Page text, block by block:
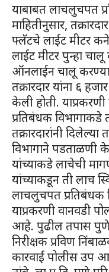
याबाबत लाचलुचपत
माहितीनुसार,
फ्लॅटचे लाईट मीटर
लाईट मीटर पुन्हा
ऑनलाईन चालू
तक्रारदार यांना ६
केली होती.
प्रतिबंधक विभागाकडे
तक्रारदारांनी
विभागाने पडताळणी
यांच्याकडे लाचेची
यांच्याकडून ती लाच
लाचलुचपत प्रतिबंधक
याप्रकरणी वानवडी
आहे. पुढील तपास पुणे
निरीक्षक प्रविण
कारवाई पोलीस उप